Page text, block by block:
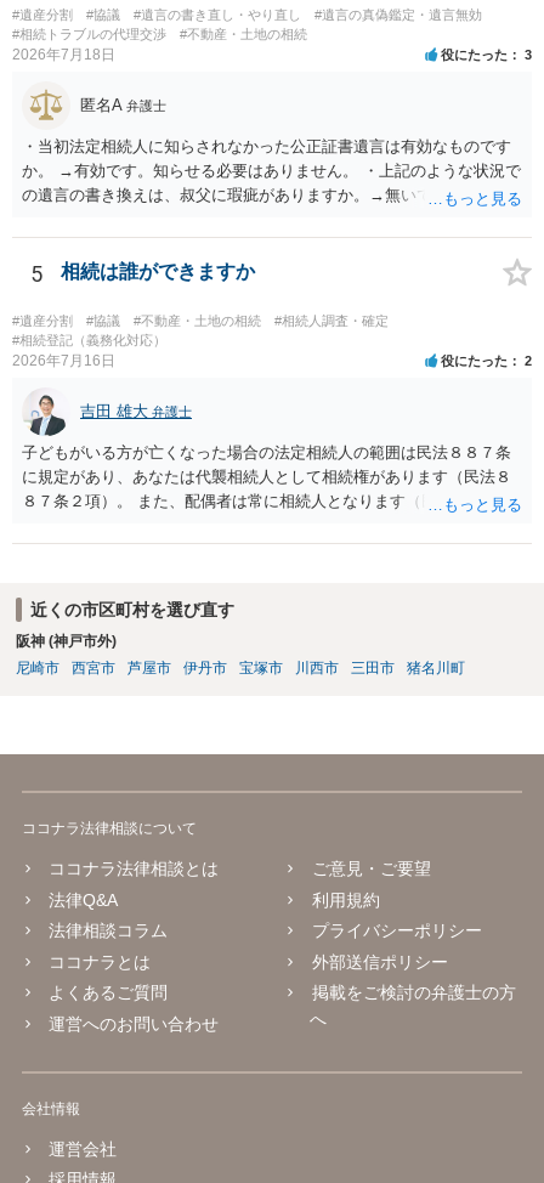
#遺産分割 #協議 #遺言の書き直し・やり直し
#遺言の真偽鑑定・遺言無効
#相続トラブルの代理交渉
#不動産・土地の相続
2026年7月18日 役にたった 3
匿名A 弁護士
・当初法定相続人に知らされなかった公正証書遺言は有効なものです
か。 →有効です。知らせる必要はありません。 ・上記のような状況で
の遺言の書き換えは、叔父に瑕疵がありますか。→無いです。 ・分割
ますか。 →本人が自由に決められますので、どこが妥当とは言えない
です。客観的な基準もありません。 ・できれば穏やかに、分割を拒否
することはできますか。 →分割を拒否するということは、遺産はいら
ないということでしょうか。遺言で、受取を指定されててもいらない
と拒否することはできます。理由を説明する必要はありません。
5 相続は誰ができますか
#遺産分割 #協議 #不動産・土地の相続
#相続人調査・確定
#相続登記（義務化対応）
2026年7月16日 役にたった 2
吉田 雄大 弁護士
子どもがいる方が亡くなった場合の法定相続人の範囲は民法８８７条
に規定があり、あなたは代襲相続人として相続権があります（民法８
８７条２項）。 また、配偶者は常に相続人となります（民法８９０
も相続権があります。つまり、孫５人に加えて「おじ又はおば」にも
近くの市区町村を選び直す
阪神 (神戸市外)
尼崎市
西宮市 芦屋市 伊丹市 宝塚市 川西市 三田市 猪名川町
ココナラ法律相談について
ココナラ法律相談とは
法律Q&A
法律相談コラム
ココナラとは
よくあるご質問
運営へのお問い合わせ
ご意見・ご要望
利用規約
プライバシーポリシー
外部送信ポリシー
掲載をご検討の弁護士の方
へ
会社情報
運営会社